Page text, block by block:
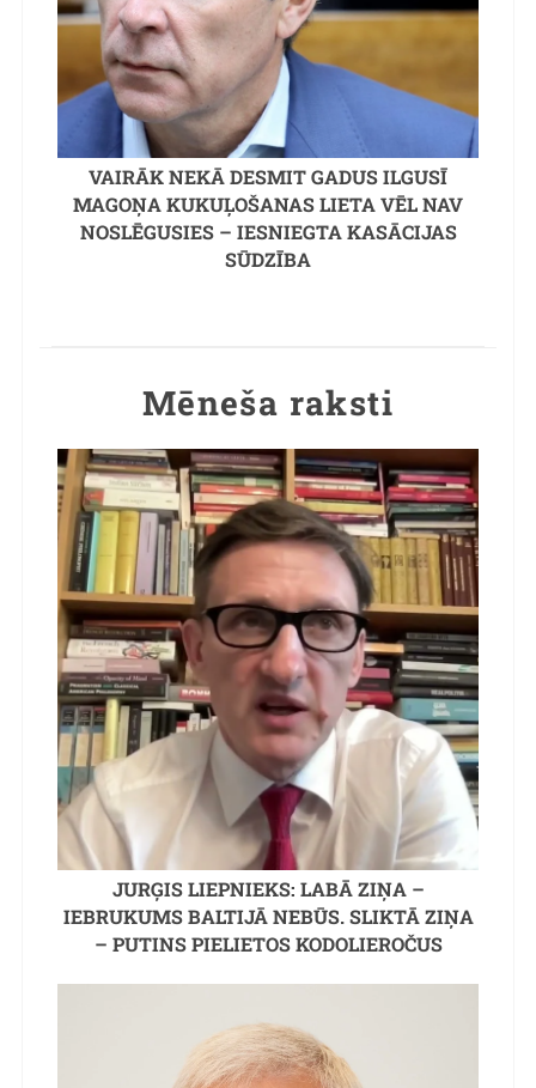
VAIRĀK NEKĀ DESMIT GADUS ILGUSĪ
MAGOŅA KUKUĻOŠANAS LIETA VĒL NAV
NOSLĒGUSIES – IESNIEGTA KASĀCIJAS
SŪDZĪBA
Mēneša raksti
JURĢIS LIEPNIEKS: LABĀ ZIŅA –
IEBRUKUMS BALTIJĀ NEBŪS. SLIKTĀ ZIŅA
– PUTINS PIELIETOS KODOLIEROČUS